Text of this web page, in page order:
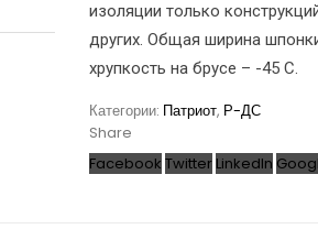
изоляции только
других. Общая ширина
хрупкость на брусе – -45 С.
Категории: Патриот, Р-ДС
Share
Facebook Twitter LinkedIn